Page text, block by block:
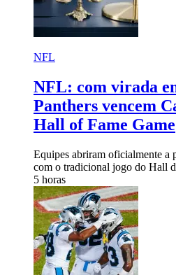
NFL
NFL: com virada
Panthers vencem
Hall of Fame Game
Equipes abriram oficialmente a
com o tradicional jogo do Hall
5 horas